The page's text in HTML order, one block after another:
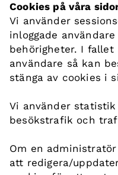
Cookies på våra
Vi använder
inloggade
behörigheter. I fallet
användare så kan
stänga av cookies i
Vi använder
besökstrafik och
Om en
att redigera/